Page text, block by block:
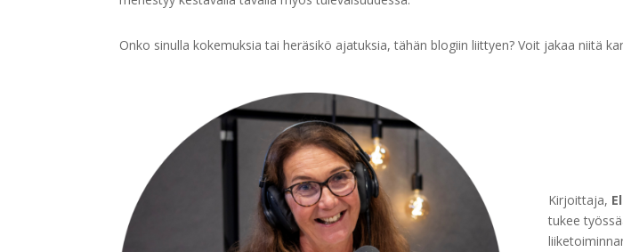
Onko sinulla kokemuksia tai heräsikö ajatuksia, tähän blogiin liittyen? Voit jakaa niitä
Kirjoittaja,
tukee